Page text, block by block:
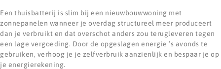
Een thuisbatterij is slim bij een nieuwbouwwoning met
zonnepanelen wanneer je overdag structureel meer produceert
dan je verbruikt en dat overschot anders zou terugleveren tegen
een lage vergoeding. Door de opgeslagen energie ’s avonds te
gebruiken, verhoog je je zelfverbruik aanzienlijk en bespaar je op
je energierekening.